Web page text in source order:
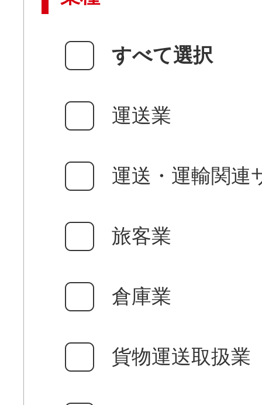
すべて選択
運送業
運送・運輸関連
旅客業
倉庫業
貨物運送取扱業